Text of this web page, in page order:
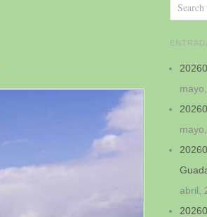
abril,